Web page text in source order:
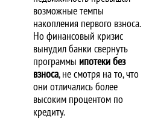
возможные темпы
накопления первого взноса.
Но финансовый кризис
вынудил банки свернуть
программы ипотеки без
взноса, не смотря на то, что
они отличались более
высоким процентом по
кредиту.